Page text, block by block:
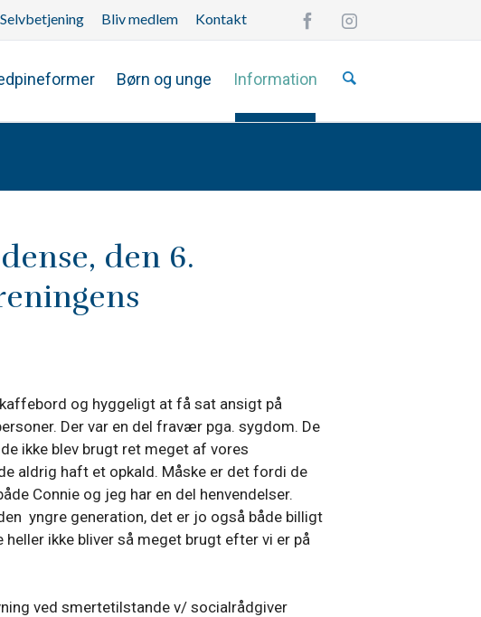
Selvbetjening Bliv medlem Kontakt
navigationen
Børn og unge Information
den 6.
og hyggeligt at få sat ansigt på
Der var en del fravær pga. sygdom. De
ikke blev brugt ret meget af vores
aldrig haft et opkald. Måske er det fordi de
Connie og jeg har en del henvendelser.
yngre generation, det er jo også både billigt
ikke bliver så meget brugt efter vi er på
ved smertetilstande v/ socialrådgiver